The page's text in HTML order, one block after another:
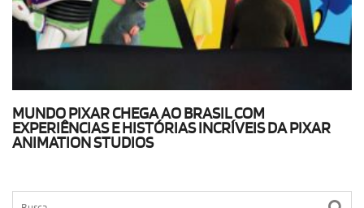
MUNDO PIXAR CHEGA AO BRASIL COM
EXPERIÊNCIAS E HISTÓRIAS INCRÍVEIS DA PIXAR
ANIMATION STUDIOS